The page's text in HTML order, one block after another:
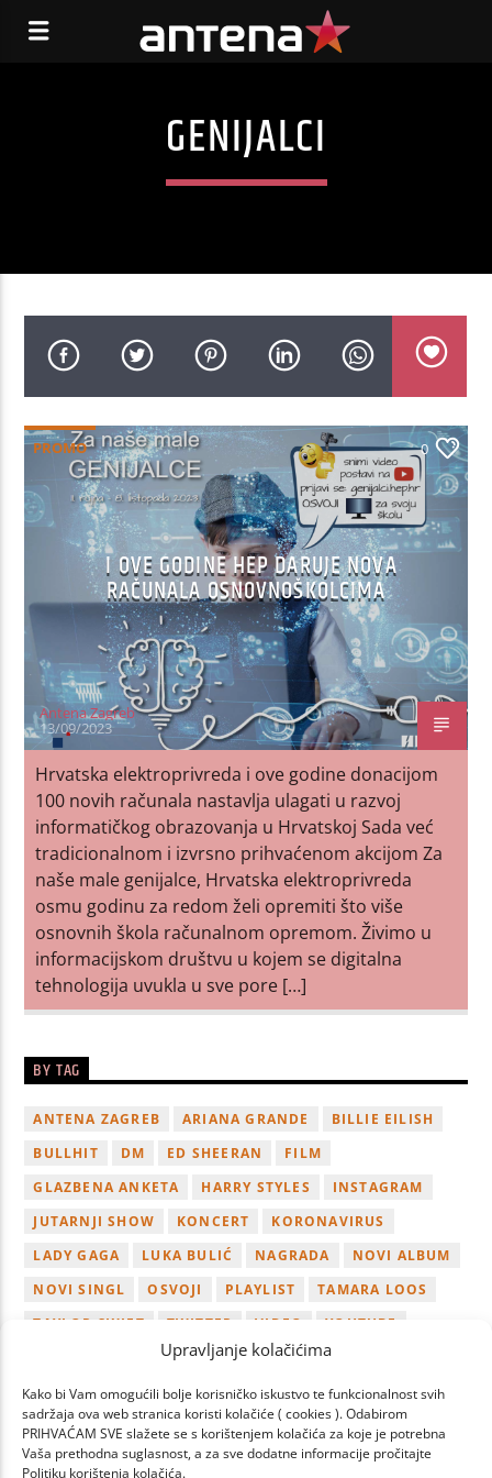
Upravljanje kolačićima
Kako bi Vam omogućili bolje korisničko iskustvo te funkcionalnost svih
sadržaja ova web stranica koristi kolačiće ( cookies ). Odabirom
PRIHVAĆAM SVE slažete se s korištenjem kolačića za koje je potrebna
Vaša prethodna suglasnost, a za sve dodatne informacije pročitajte
Politiku korištenja kolačića.
GENIJALCI
PROMO 0
I OVE GODINE HEP DARUJE NOVA
RAČUNALA OSNOVNOŠKOLCIMA
Antena Zagreb
13/09/2023
Hrvatska elektroprivreda i ove godine donacijom
100 novih računala nastavlja ulagati u razvoj
informatičkog obrazovanja u Hrvatskoj Sada već
tradicionalnom i izvrsno prihvaćenom akcijom Za
naše male genijalce, Hrvatska elektroprivreda
osmu godinu za redom želi opremiti što više
osnovnih škola računalnom opremom. Živimo u
informacijskom društvu u kojem se digitalna
tehnologija uvukla u sve pore […]
BY TAG
ANTENA ZAGREB ARIANA GRANDE
BILLIE EILISH
BULLHIT
DM ED SHEERAN
FILM
GLAZBENA ANKETA
HARRY STYLES
INSTAGRAM
JUTARNJI SHOW
KONCERT
KORONAVIRUS
LADY GAGA
LUKA BULIĆ NAGRADA
NOVI ALBUM
NOVI SINGL
OSVOJI PLAYLIST
TAMARA LOOS
TAYLOR SWIFT
TWITTER VIDEO
YOUTUBE